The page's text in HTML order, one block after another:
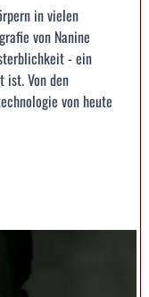
in vielen
von Nanine
- ein
ist. Von den
von heute